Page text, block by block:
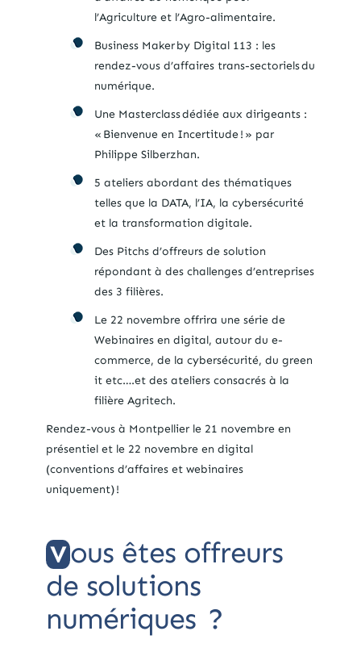
l’Agriculture et l’Agro-alimentaire.
Business Maker by Digital 113 : les
rendez-vous d’affaires trans-sectoriels du
numérique.
Une Masterclass dédiée aux dirigeants :
« Bienvenue en Incertitude ! » par
Philippe Silberzhan.
5 ateliers abordant des thématiques
telles que la DATA, l’IA, la cybersécurité
et la transformation digitale.
Des Pitchs d’offreurs de solution
répondant à des challenges d’entreprises
des 3 filières.
Le 22 novembre offrira une série de
Webinaires en digital, autour du e-
commerce, de la cybersécurité, du green
it etc….et des ateliers consacrés à la
filière Agritech.
Rendez-vous à Montpellier le 21 novembre en
présentiel et le 22 novembre en digital
(conventions d’affaires et webinaires
uniquement) !
Vous êtes offreurs
de solutions
numériques ?